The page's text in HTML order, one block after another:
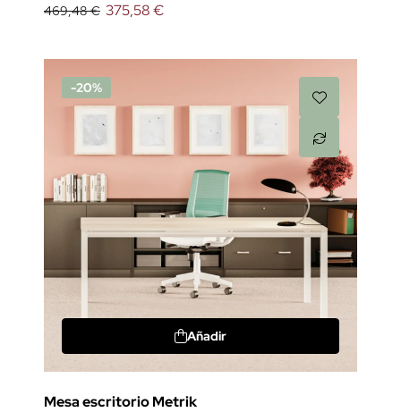
469,48 € 375,58 €
-20%
Añadir
Mesa escritorio Metrik